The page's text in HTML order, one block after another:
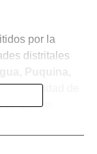
por la
distritales
la actividad de
que no
debieron